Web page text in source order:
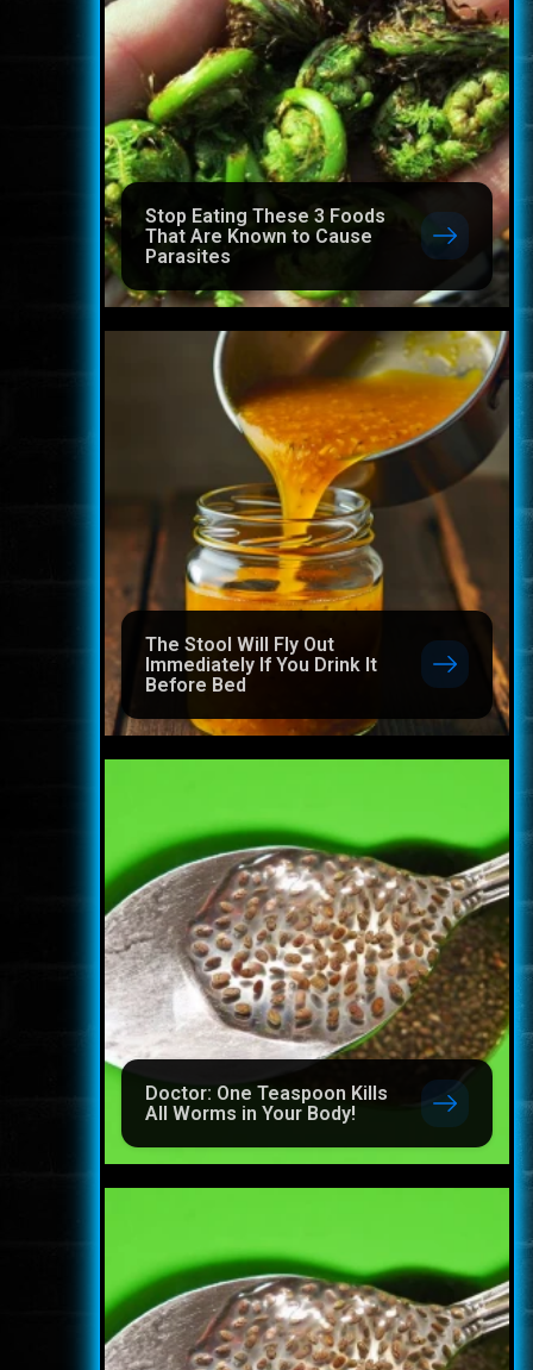
Stop Eating These 3 Foods
That Are Known to Cause
Parasites
The Stool Will Fly Out
Immediately If You Drink It
Before Bed
Doctor: One Teaspoon Kills
All Worms in Your Body!